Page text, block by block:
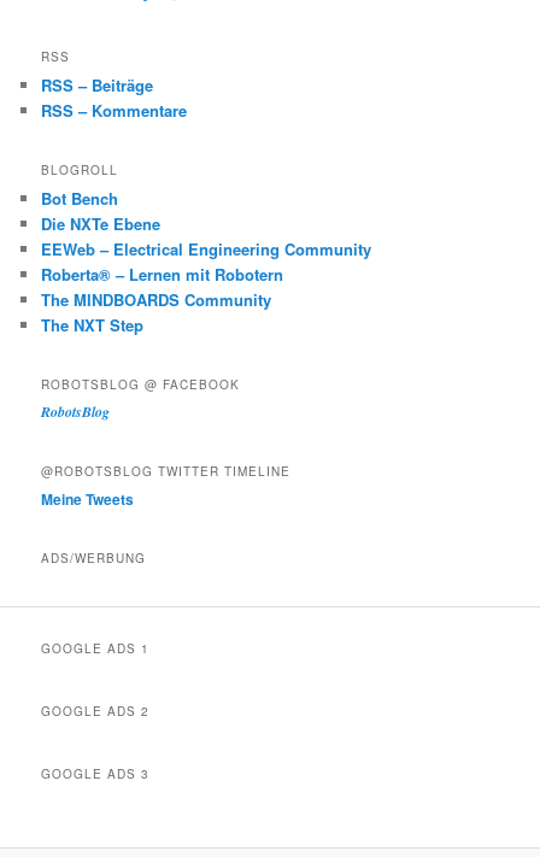
RSS
RSS – Beiträge
RSS – Kommentare
BLOGROLL
Bot Bench
Die NXTe Ebene
EEWeb – Electrical Engineering Community
Roberta® – Lernen mit Robotern
The MINDBOARDS Community
The NXT Step
ROBOTSBLOG @ FACEBOOK
RobotsBlog
@ROBOTSBLOG TWITTER TIMELINE
Meine Tweets
ADS/WERBUNG
GOOGLE ADS 1
GOOGLE ADS 2
GOOGLE ADS 3